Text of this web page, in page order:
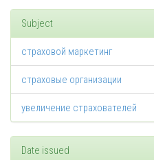
Subject
страховой маркетинг
страховые организации
увеличение страхователей
Date issued